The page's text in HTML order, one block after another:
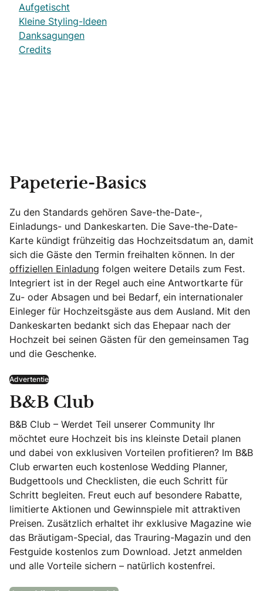
Aufgetischt
Kleine Styling-Ideen
Danksagungen
Credits
Papeterie-Basics
Zu den Standards gehören Save-the-Date-,
Einladungs- und Dankeskarten. Die Save-the-Date-
Karte kündigt frühzeitig das Hochzeitsdatum an, damit
sich die Gäste den Termin freihalten können. In der
offiziellen Einladung folgen weitere Details zum Fest.
Integriert ist in der Regel auch eine Antwortkarte für
Zu- oder Absagen und bei Bedarf, ein internationaler
Einleger für Hochzeitsgäste aus dem Ausland. Mit den
Dankeskarten bedankt sich das Ehepaar nach der
Hochzeit bei seinen Gästen für den gemeinsamen Tag
und die Geschenke.
Advertentie
B&B Club
B&B Club – Werdet Teil unserer Community Ihr
möchtet eure Hochzeit bis ins kleinste Detail planen
und dabei von exklusiven Vorteilen profitieren? Im B&B
Club erwarten euch kostenlose Wedding Planner,
Budgettools und Checklisten, die euch Schritt für
Schritt begleiten. Freut euch auf besondere Rabatte,
limitierte Aktionen und Gewinnspiele mit attraktiven
Preisen. Zusätzlich erhaltet ihr exklusive Magazine wie
das Bräutigam-Special, das Trauring-Magazin und den
Festguide kostenlos zum Download. Jetzt anmelden
und alle Vorteile sichern – natürlich kostenfrei.